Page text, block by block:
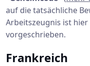
auf die tatsächliche
Arbeitszeugnis ist
vorgeschrieben.
Frankreich